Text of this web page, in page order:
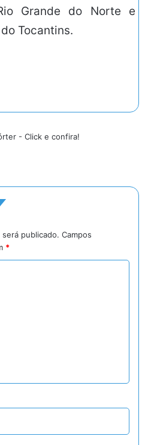
Grande do Norte e
Tocantins.
- Click e confira!
publicado. Campos
*